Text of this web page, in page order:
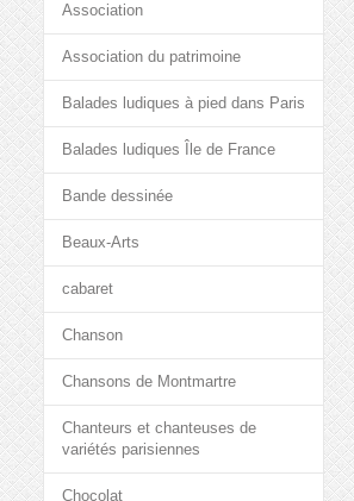
Association
Association du patrimoine
Balades ludiques à pied dans Paris
Balades ludiques Île de France
Bande dessinée
Beaux-Arts
cabaret
Chanson
Chansons de Montmartre
Chanteurs et chanteuses de
variétés parisiennes
Chocolat